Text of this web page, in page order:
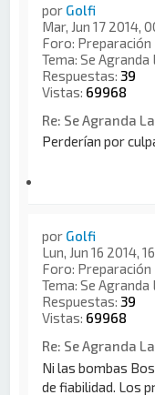
por Golfi
Mar, Jun 17 2014,
Foro:
Tema:Se Agranda
Respuestas: 39
Vistas: 69968
Re: Se Agranda
Perderían por
por Golfi
Lun, Jun 16 2014,
Foro:
Tema:Se Agranda
Respuestas: 39
Vistas: 69968
Re: Se Agranda
Ni las bombas
de fiabilidad. Los